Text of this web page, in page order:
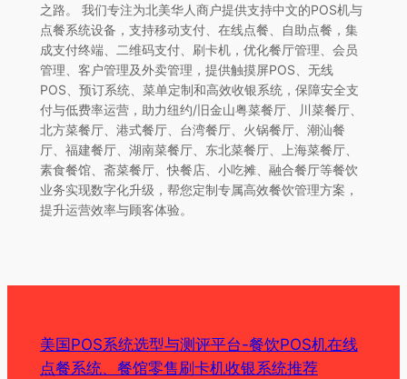
之路。 我们专注为北美华人商户提供支持中文的POS机与
点餐系统设备，支持移动支付、在线点餐、自助点餐，集
成支付终端、二维码支付、刷卡机，优化餐厅管理、会员
管理、客户管理及外卖管理，提供触摸屏POS、无线
POS、预订系统、菜单定制和高效收银系统，保障安全支
付与低费率运营，助力纽约/旧金山粤菜餐厅、川菜餐厅、
北方菜餐厅、港式餐厅、台湾餐厅、火锅餐厅、潮汕餐
厅、福建餐厅、湖南菜餐厅、东北菜餐厅、上海菜餐厅、
素食餐馆、斋菜餐厅、快餐店、小吃摊、融合餐厅等餐饮
业务实现数字化升级，帮您定制专属高效餐饮管理方案，
提升运营效率与顾客体验。
美国POS系统选型与测评平台-餐饮POS机在线
点餐系统、餐馆零售刷卡机收银系统推荐